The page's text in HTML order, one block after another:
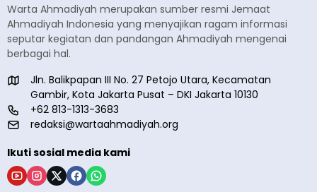
Warta Ahmadiyah merupakan sumber resmi Jemaat
Ahmadiyah Indonesia yang menyajikan ragam informasi
seputar kegiatan dan pandangan Ahmadiyah mengenai
berbagai hal.
Jln. Balikpapan III No. 27 Petojo Utara, Kecamatan
Gambir, Kota Jakarta Pusat – DKI Jakarta 10130
+62 813-1313-3683
redaksi@wartaahmadiyah.org
Ikuti sosial media kami